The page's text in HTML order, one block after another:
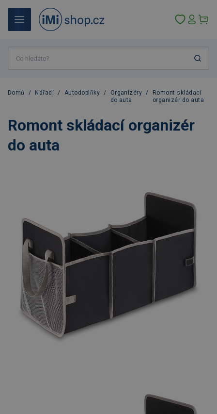
Domů / Nářadí / Autodoplňky /
Organizéry
do auta
/
Romont skládací
organizér do auta
Romont skládací organizér
do auta